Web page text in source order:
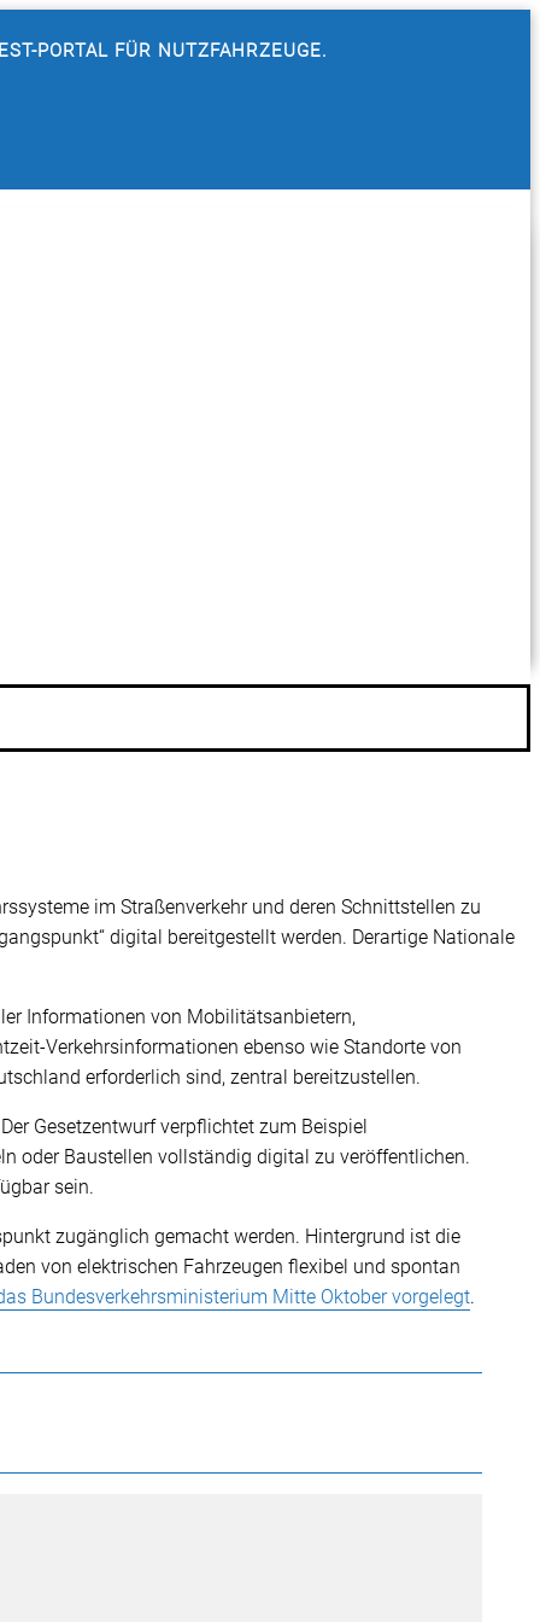
PORTAL FÜR NUTZFAHRZEUGE.
im Straßenverkehr und deren Schnittstellen zu
digital bereitgestellt werden. Derartige Nationale
Informationen von Mobilitätsanbietern,
Verkehrsinformationen ebenso wie Standorte von
erforderlich sind, zentral bereitzustellen.
Gesetzentwurf verpflichtet zum Beispiel
oder Baustellen vollständig digital zu veröffentlichen.
sein.
zugänglich gemacht werden. Hintergrund ist die
von elektrischen Fahrzeugen flexibel und spontan
Bundesverkehrsministerium Mitte Oktober vorgelegt.